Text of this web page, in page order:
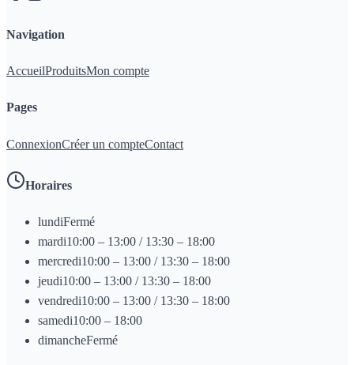
Navigation
AccueilProduitsMon compte
Pages
ConnexionCréer un compteContact
Horaires
lundiFermé
mardi10:00 – 13:00 / 13:30 – 18:00
mercredi10:00 – 13:00 / 13:30 – 18:00
jeudi10:00 – 13:00 / 13:30 – 18:00
vendredi10:00 – 13:00 / 13:30 – 18:00
samedi10:00 – 18:00
dimancheFermé